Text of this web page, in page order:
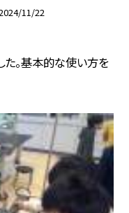
11/22
た。基本的な使い方を